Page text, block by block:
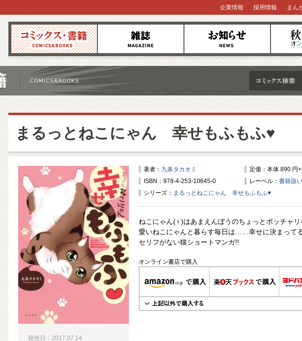
コミックス 雑誌 お知らせ オンライン
企業情報 採用情報 まん
まるっとねこにゃん 幸せもふもふ♥
著者： 九条タカオミ
定価：本体 890 円
ISBN：978-4-253-10645-0
レーベル： 書籍扱
シリーズ： まるっとねこにゃん 幸せもふもふ♥
ねこにゃん(♀)はあまえんぼうのちょっとポッチャ
愛いねこにゃんと暮らす毎日は……幸せに決まって
セリフがない猫ショートマンガ!!
オンライン書店で購入
発売日：2017.07.14